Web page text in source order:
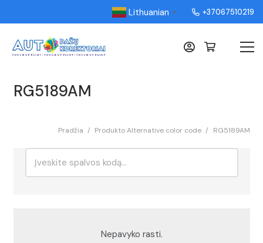
Lithuanian ▼ +37067510219
RG5189AM
Pradžia / Produkto Alternative color code / RG5189AM
Nepavyko rasti.